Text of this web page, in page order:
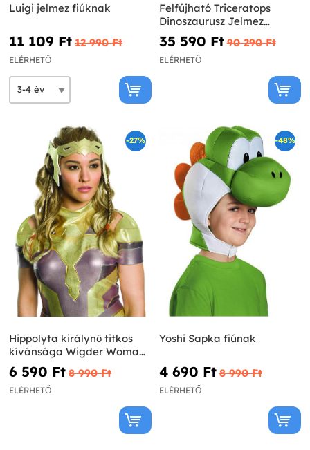
Luigi jelmez fiúknak
11 109 Ft‎ 12 990 Ft‎
ELÉRHETŐ
Felfújható Triceratops
Dinoszaurusz Jelmez
Felnőtteknek - Jurassic
World
35 590 Ft‎ 90 290 Ft‎
ELÉRHETŐ
-27%
Hippolyta királynő titkos
kívánsága Wigder Woman
paróka a nők számára
6 590 Ft‎ 8 990 Ft‎
ELÉRHETŐ
-48%
Yoshi Sapka fiúnak
4 690 Ft‎ 8 990 Ft‎
ELÉRHETŐ